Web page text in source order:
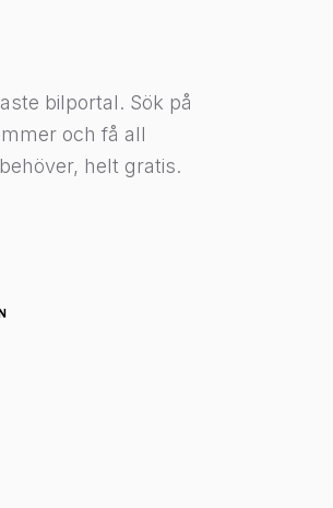
bilportal. Sök på
och få all
helt gratis.